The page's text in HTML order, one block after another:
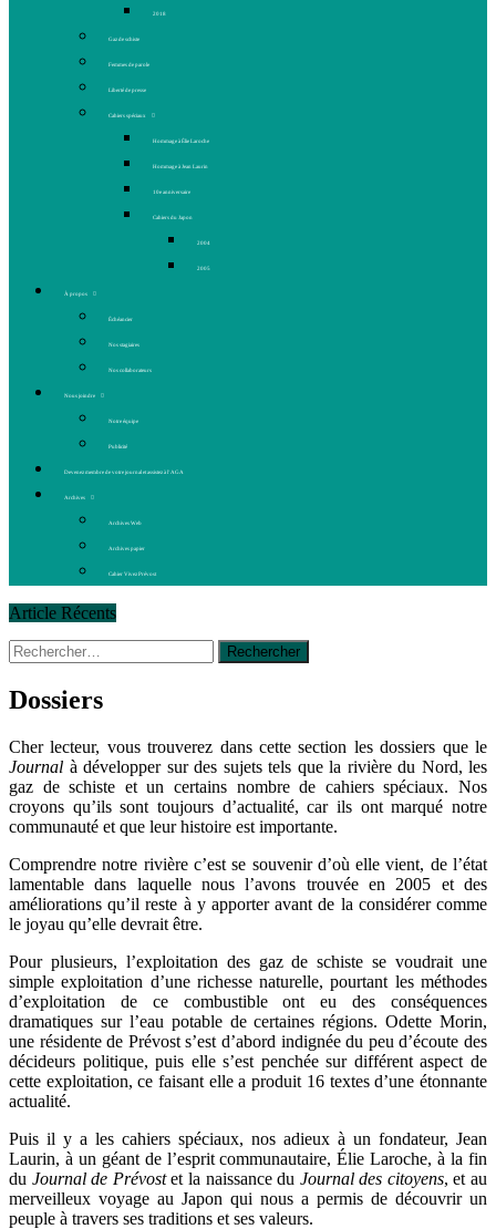
2018
Gaz de schiste
Femmes de parole
Liberté de presse
Cahiers spéciaux
Hommage à Élie Laroche
Hommage à Jean Laurin
10e anniversaire
Cahiers du Japon
2004
2005
À propos
Échéancier
Nos stagiaires
Nos collaborateurs
Nous joindre
Notre équipe
Publicité
Devenez membre de votre journal et assistez à l’AGA
Archives
Archives Web
Archives papier
Cahier Vivez Prévost
Article Récents
14 octobre 2015
La course de boîtes à savon du club
Le rendez-vous des bolides
30 juin 2015
16 juillet 2026 | CULTURE
16 juillet 2026 | POLITIQUE
16 juillet 2026 |
ENVIRONNEMENT
16 juillet 2026 | COMMUNAUTAIRE
Rechercher :
Dossiers
Cher lecteur, vous trouverez dans cette section les dossiers que le
Journal à développer sur des sujets tels que la rivière du Nord, les
gaz de schiste et un certains nombre de cahiers spéciaux. Nos
croyons qu’ils sont toujours d’actualité, car ils ont marqué notre
communauté et que leur histoire est importante.
Comprendre notre rivière c’est se souvenir d’où elle vient, de l’état
lamentable dans laquelle nous l’avons trouvée en 2005 et des
améliorations qu’il reste à y apporter avant de la considérer comme
le joyau qu’elle devrait être.
Pour plusieurs, l’exploitation des gaz de schiste se voudrait une
simple exploitation d’une richesse naturelle, pourtant les méthodes
d’exploitation de ce combustible ont eu des conséquences
dramatiques sur l’eau potable de certaines régions. Odette Morin,
une résidente de Prévost s’est d’abord indignée du peu d’écoute des
décideurs politique, puis elle s’est penchée sur différent aspect de
cette exploitation, ce faisant elle a produit 16 textes d’une étonnante
actualité.
Puis il y a les cahiers spéciaux, nos adieux à un fondateur, Jean
Laurin, à un géant de l’esprit communautaire, Élie Laroche, à la fin
du Journal de Prévostet la naissance du Journal des citoyens, et au
merveilleux voyage au Japon qui nous a permis de découvrir un
peuple à travers ses traditions et ses valeurs.